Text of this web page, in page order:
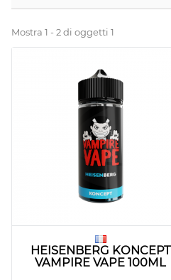
Mostra 1 - 2 di oggetti 1
HEISENBERG KONCEPT
VAMPIRE VAPE 100ML